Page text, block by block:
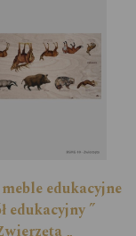
edukacyjne
edukacyjny ”
„